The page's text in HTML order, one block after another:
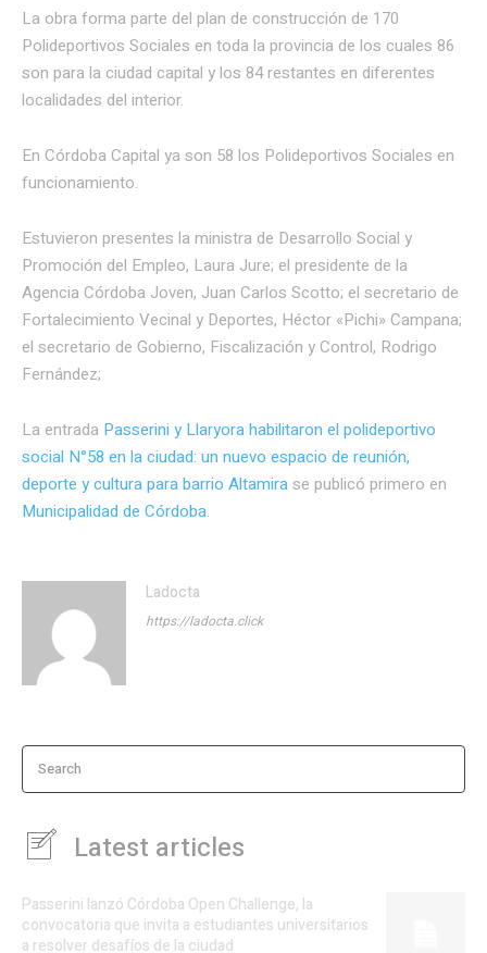
La obra forma parte del plan de construcción de 170
Polideportivos Sociales en toda la provincia de los cuales 86
son para la ciudad capital y los 84 restantes en diferentes
localidades del interior.
En Córdoba Capital ya son 58 los Polideportivos Sociales en
funcionamiento.
Estuvieron presentes la ministra de Desarrollo Social y
Promoción del Empleo, Laura Jure; el presidente de la
Agencia Córdoba Joven, Juan Carlos Scotto; el secretario de
Fortalecimiento Vecinal y Deportes, Héctor «Pichi» Campana;
el secretario de Gobierno, Fiscalización y Control, Rodrigo
Fernández;
La entrada Passerini y Llaryora habilitaron el polideportivo
social N°58 en la ciudad: un nuevo espacio de reunión,
deporte y cultura para barrio Altamirase publicó primero en
Municipalidad de Córdoba.
Ladocta
https://ladocta.click
Search
Latest articles
Passerini lanzó Córdoba Open Challenge, la
convocatoria que invita a estudiantes universitarios
a resolver desafíos de la ciudad